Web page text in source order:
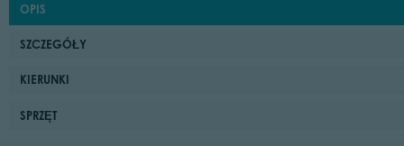
OPIS
SZCZEGÓŁY
KIERUNKI
SPRZĘT